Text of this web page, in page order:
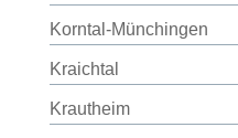
Korntal-Münchingen
Kraichtal
Krautheim